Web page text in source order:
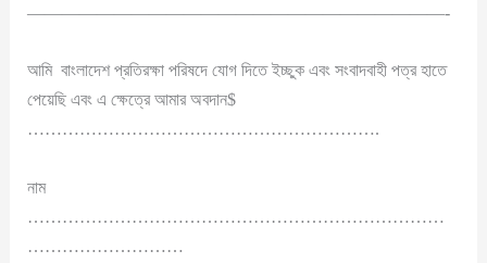
————————————————————————-
আমি বাংলাদেশ প্রতিরক্ষা পরিষদে যোগ দিতে ইচ্ছুক এবং সংবাদবাহী পত্র হাতে
পেয়েছি এবং এ ক্ষেত্রে আমার অবদান$
…………………………………………………….
নাম
………………………………………………………………
………………………